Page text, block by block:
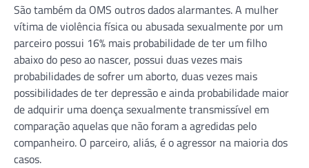
São também da OMS outros dados alarmantes. A mulher
vítima de violência física ou abusada sexualmente por um
parceiro possui 16% mais probabilidade de ter um filho
abaixo do peso ao nascer, possui duas vezes mais
probabilidades de sofrer um aborto, duas vezes mais
possibilidades de ter depressão e ainda probabilidade maior
de adquirir uma doença sexualmente transmissível em
comparação aquelas que não foram a agredidas pelo
companheiro. O parceiro, aliás, é o agressor na maioria dos
casos.